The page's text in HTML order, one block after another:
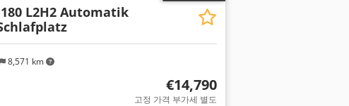
8,571 km
L2H2 Automatik
€14,790
고정 가격 부가세 별도